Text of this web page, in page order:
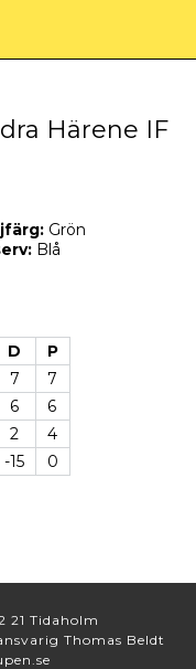
Härene IF
Grön
Blå
D
P
7
7
6
6
2
4
-15 0
21 Tidaholm
Thomas Beldt